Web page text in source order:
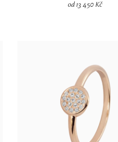
od 13 450 Kč